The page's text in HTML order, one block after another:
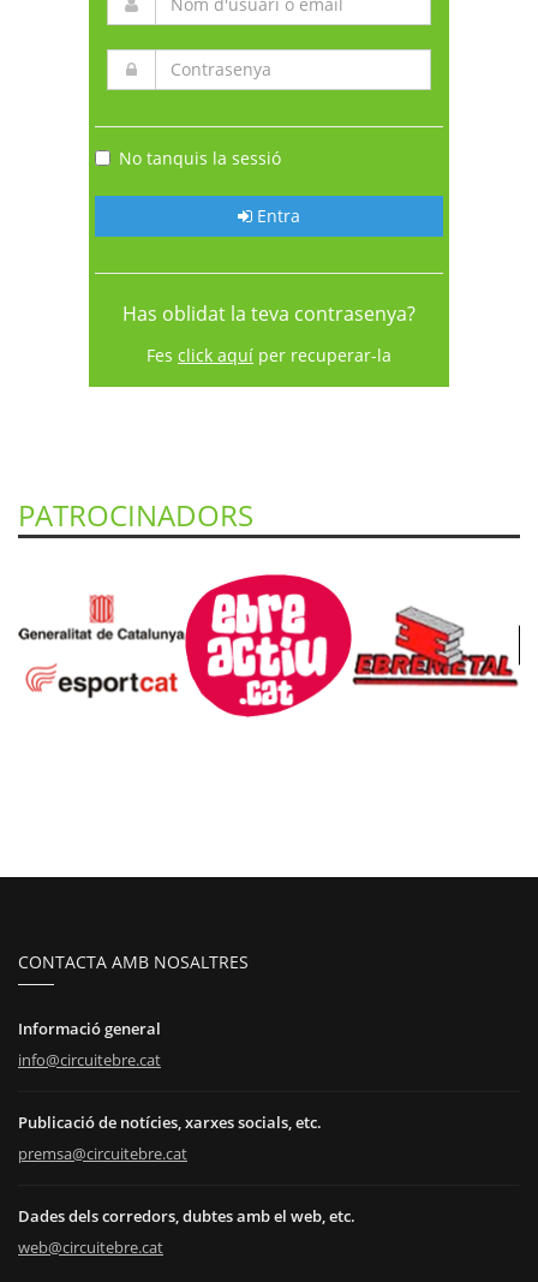
No tanquis la sessió
Entra
Has oblidat la teva contrasenya?
Fes click aquí per recuperar-la
PATROCINADORS
CONTACTA AMB NOSALTRES
Informació general
info@circuitebre.cat
Publicació de notícies, xarxes socials, etc.
premsa@circuitebre.cat
Dades dels corredors, dubtes amb el web, etc.
web@circuitebre.cat